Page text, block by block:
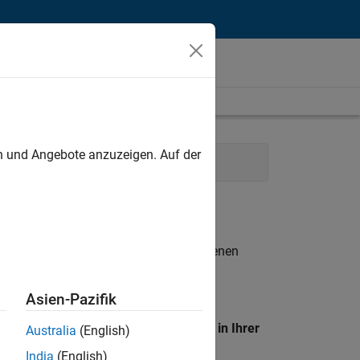
. Wenn Sie noch immer keine offenen
unseres
Standort, um alle Stellenangebote in Ihrer
Angebote anzuzeigen. Auf der
Asien-Pazifik
Australia (English)
India (English)